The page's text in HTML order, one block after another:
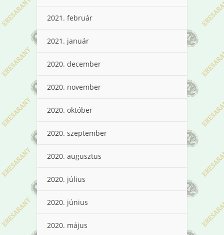
2021. február
2021. január
2020. december
2020. november
2020. október
2020. szeptember
2020. augusztus
2020. július
2020. június
2020. május